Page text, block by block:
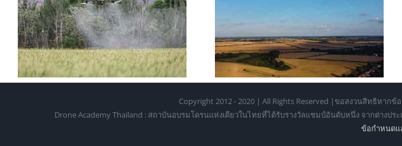
สอบใบอนุญาตบินโดรน 2026:
ขั้นตอน ค่าใช้จ่าย และการเตรี
ยมตัว
ประโยชน์ที่ช่วยลดต้นทุนและ
เพิ่มผลผลิต
Copyright 2012 - 2020 | All Rights Reserved |ขอสงวนสิทธิหา
Drone Academy Thailand : สถาบันอบรมโดรนแห่งเดียวในไทยที่ได้รับรางวัลแชมป์อันดับหนึ่ง จากต่างปร
ข้อกำหนดเ